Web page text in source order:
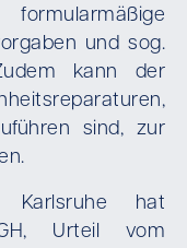
und sog.
kann der
sind, zur
Karlsruhe hat
Urteil vom